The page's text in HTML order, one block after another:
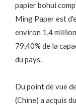
papier bohui
Ming Paper est
environ 1,4
79,40% de la
du pays.
Du point de vue
(Chine) a acquis